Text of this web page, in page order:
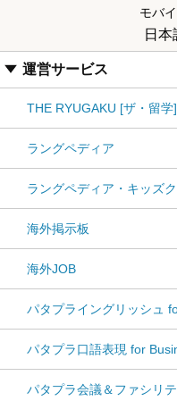
モバ
日本
運営サービス
THE RYUGAKU [ザ・留学]
ラングペディア
ラングペディア・キッズ
海外掲示板
海外JOB
パタプライングリッシュ
パタプラ口語表現 for
パタプラ会議＆ファシリ